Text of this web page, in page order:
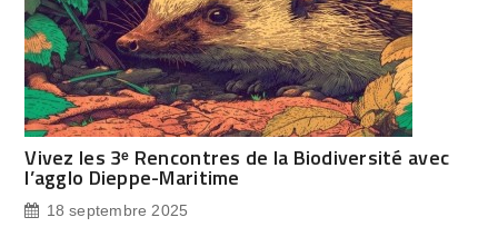
Vivez les 3ᵉ Rencontres de la Biodiversité avec
l’agglo Dieppe-Maritime
18 septembre 2025